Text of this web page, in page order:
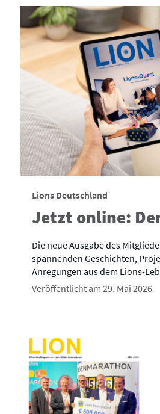
Lions Deutschland
Jetzt online:
Die neue Ausgabe des
spannenden Geschichten,
Anregungen aus dem Lions-
Veröffentlicht am 29. Mai 2026